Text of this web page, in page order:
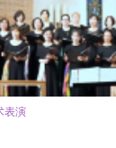
表演